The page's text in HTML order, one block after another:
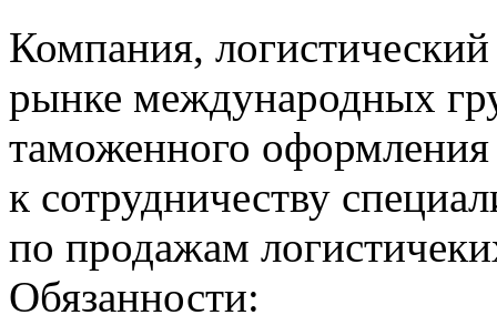
Компания,
рынке международных
таможенного
к сотрудничеству
по продажам
Обязанности: